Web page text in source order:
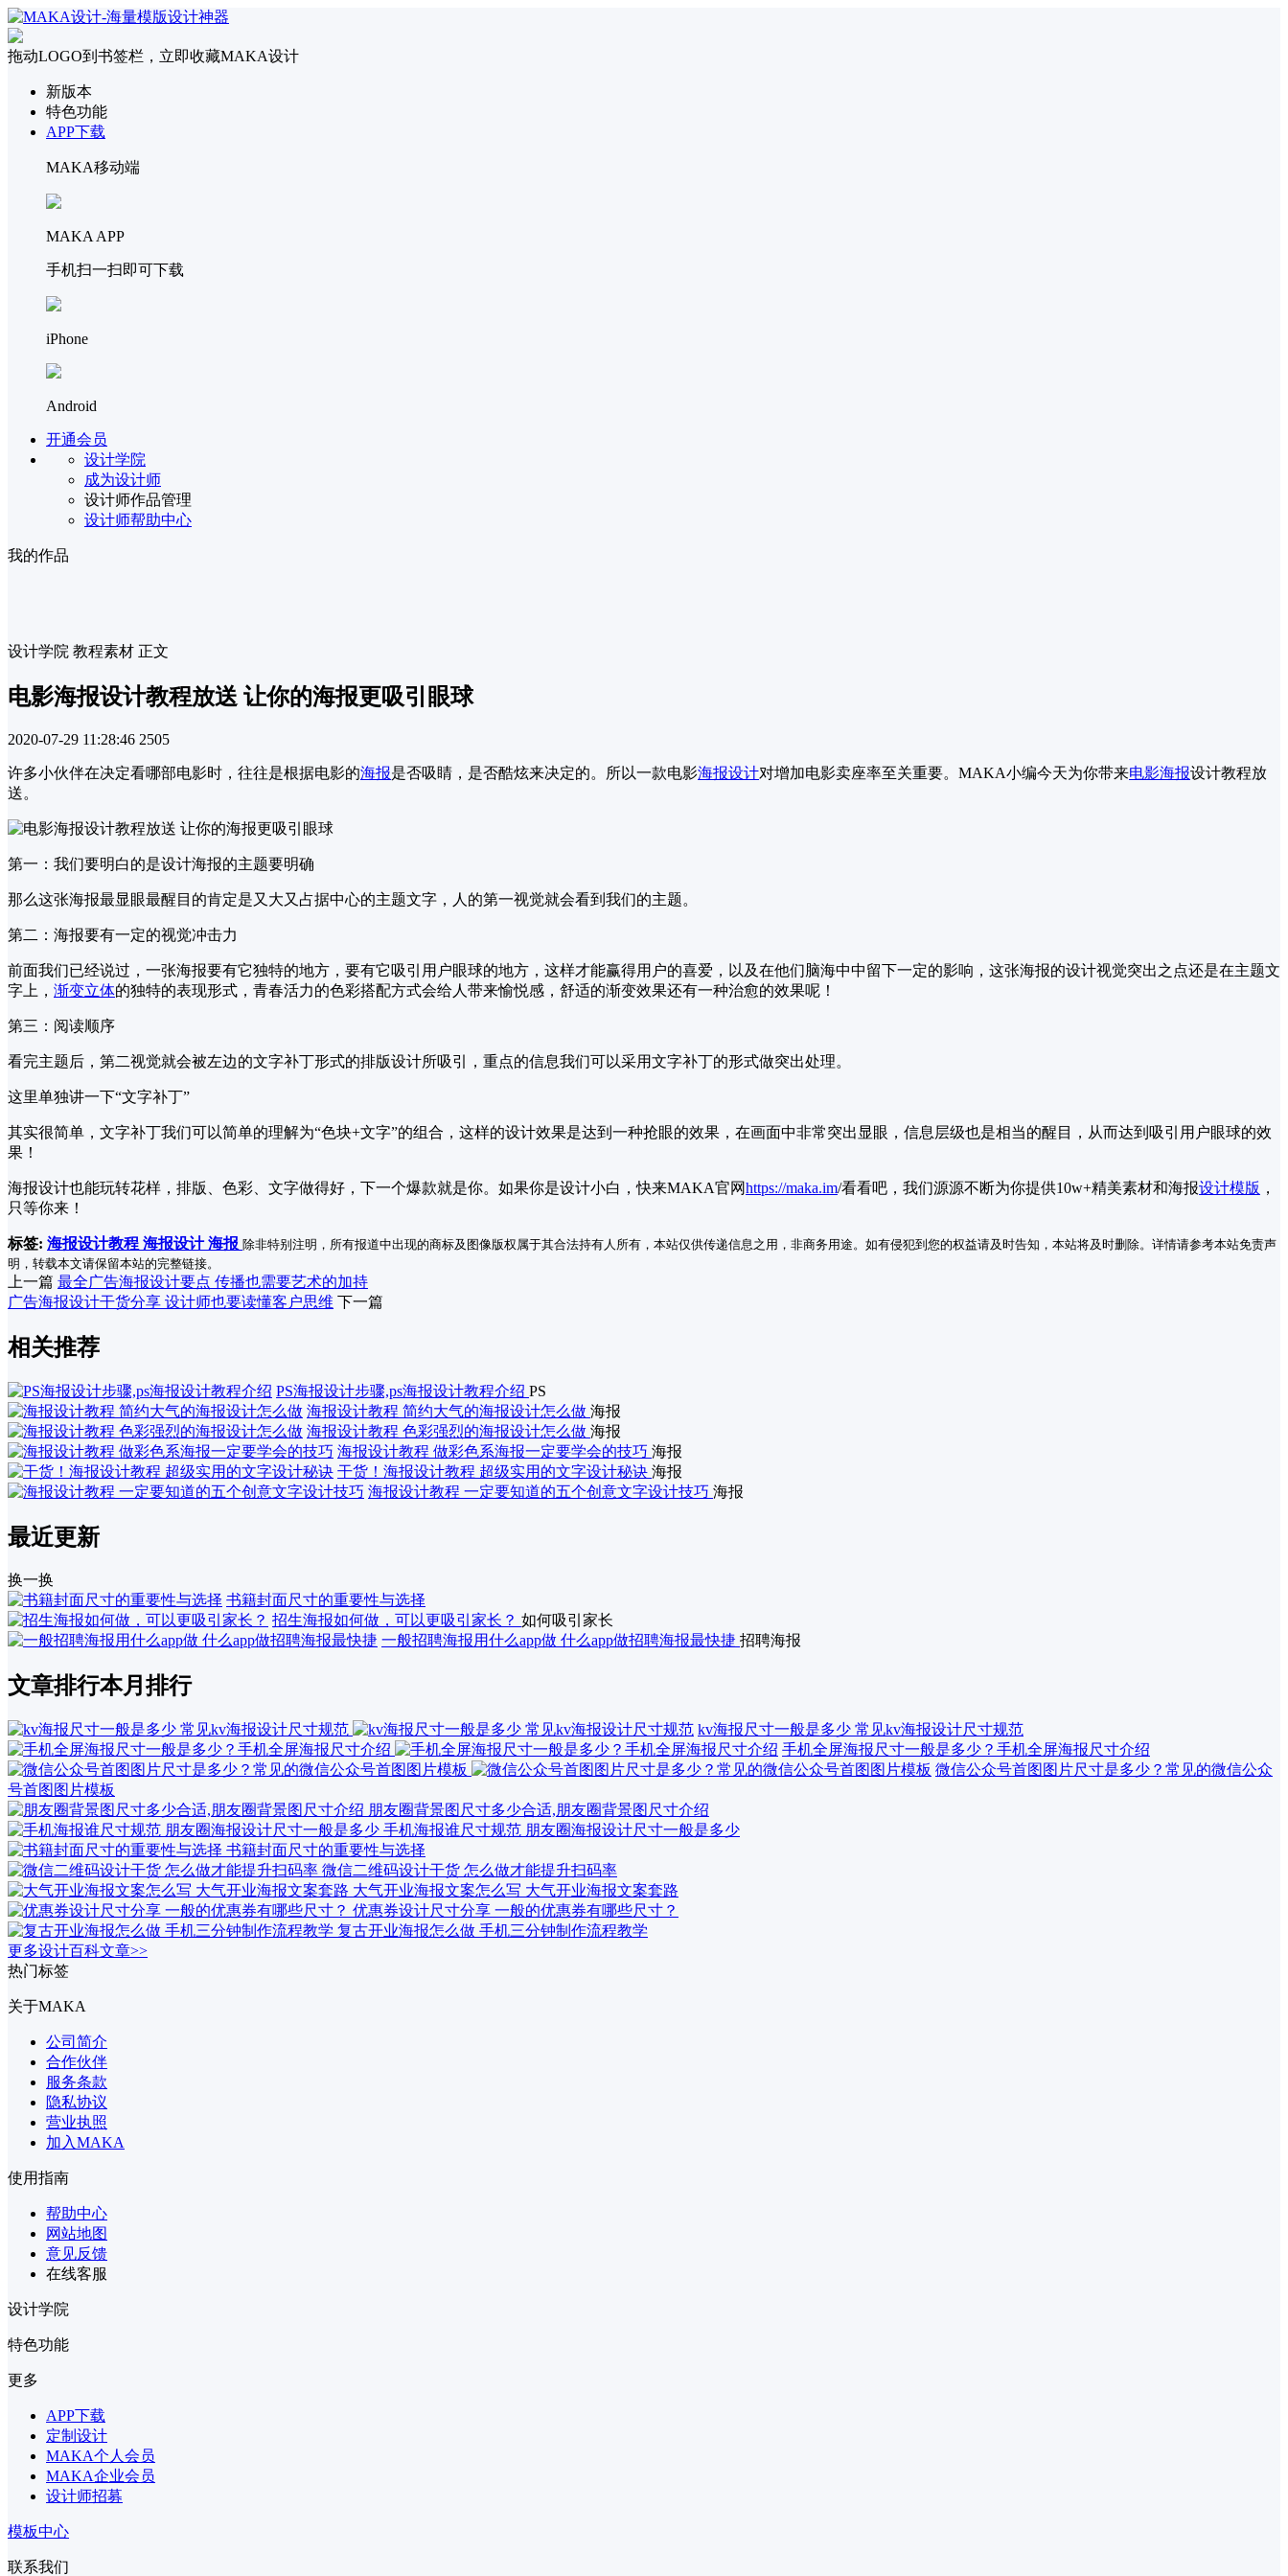
拖动LOGO到书签栏，立即收藏MAKA设计
新版本
特色功能
APP下载
MAKA移动端
MAKA APP
手机扫一扫即可下载
iPhone
Android
开通会员
设计学院
成为设计师
设计师作品管理
设计师帮助中心
我的作品
设计学院 教程素材 正文
电影海报设计教程放送 让你的海报更吸引眼球
2020-07-29 11:28:46 2505
许多小伙伴在决定看哪部电影时，往往是根据电影的海报是否吸睛，是否酷炫来决定的。所以一款电影海报设计对增加电影卖座率至关重要。MAKA小编今天为你带来电影海报设计教程放
送。
第一：我们要明白的是设计海报的主题要明确
那么这张海报最显眼最醒目的肯定是又大又占据中心的主题文字，人的第一视觉就会看到我们的主题。
第二：海报要有一定的视觉冲击力
前面我们已经说过，一张海报要有它独特的地方，要有它吸引用户眼球的地方，这样才能赢得用户的喜爱，以及在他们脑海中中留下一定的影响，这张海报的设计视觉突出之点还是在主题文
字上， 渐变立体的独特的表现形式，青春活力的色彩搭配方式会给人带来愉悦感，舒适的渐变效果还有一种治愈的效果呢！
第三：阅读顺序
看完主题后，第二视觉就会被左边的文字补丁形式的排版设计所吸引，重点的信息我们可以采用文字补丁的形式做突出处理。
这里单独讲一下“文字补丁”
其实很简单，文字补丁我们可以简单的理解为“色块+文字”的组合，这样的设计效果是达到一种抢眼的效果，在画面中非常突出显眼，信息层级也是相当的醒目，从而达到吸引用户眼球的效
果！
海报设计也能玩转花样，排版、色彩、文字做得好，下一个爆款就是你。如果你是设计小白，快来MAKA官网https://maka.im/看看吧，我们源源不断为你提供10w+精美素材和海报设计模版 ，
只等你来！
标签: 海报设计教程 海报设计海报 除非特别注明，所有报道中出现的商标及图像版权属于其合法持有人所有，本站仅供传递信息之用，非商务用途。如有侵犯到您的权益请及时告知，本站将及时删除。详情请参考本站免责声
明，转载本文请保留本站的完整链接。
上一篇 最全广告海报设计要点 传播也需要艺术的加持
广告海报设计干货分享 设计师也要读懂客户思维 下一篇
相关推荐
PS海报设计步骤,ps海报设计教程介绍 PS
海报设计教程 简约大气的海报设计怎么做 海报
海报设计教程 色彩强烈的海报设计怎么做 海报
海报设计教程 做彩色系海报一定要学会的技巧 海报
干货！海报设计教程 超级实用的文字设计秘诀 海报
海报设计教程 一定要知道的五个创意文字设计技巧 海报
最近更新
换一换
书籍封面尺寸的重要性与选择
招生海报如何做，可以更吸引家长？ 如何吸引家长
一般招聘海报用什么app做 什么app做招聘海报最快捷 招聘海报
文章排行本月排行
kv海报尺寸一般是多少 常见kv海报设计尺寸规范
手机全屏海报尺寸一般是多少？手机全屏海报尺寸介绍
微信公众号首图图片尺寸是多少？常见的微信公众
号首图图片模板
朋友圈背景图尺寸多少合适,朋友圈背景图尺寸介绍
手机海报谁尺寸规范 朋友圈海报设计尺寸一般是多少
书籍封面尺寸的重要性与选择
微信二维码设计干货 怎么做才能提升扫码率
大气开业海报文案怎么写 大气开业海报文案套路
优惠券设计尺寸分享 一般的优惠券有哪些尺寸？
复古开业海报怎么做 手机三分钟制作流程教学
更多设计百科文章>>
热门标签
关于MAKA
公司简介
合作伙伴
服务条款
隐私协议
营业执照
加入MAKA
使用指南
帮助中心
网站地图
意见反馈
在线客服
设计学院
特色功能
更多
APP下载
定制设计
MAKA个人会员
MAKA企业会员
设计师招募
模板中心
联系我们